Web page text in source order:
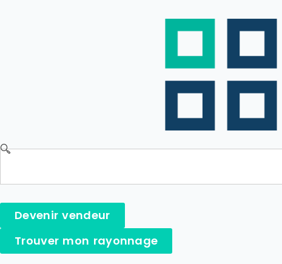
Devenir vendeur
Trouver mon rayonnage